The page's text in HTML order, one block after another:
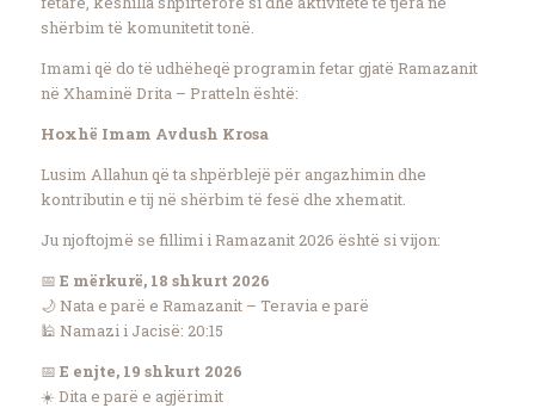
shërbim të komunitetit tonë.
Imami që do të udhëheqë programin fetar gjatë Ramazanit
në Xhaminë Drita – Pratteln është:
Hoxhë Imam Avdush Krosa
Lusim Allahun që ta shpërblejë për angazhimin dhe
kontributin e tij në shërbim të fesë dhe xhematit.
Ju njoftojmë se fillimi i Ramazanit 2026 është si vijon:
📅 E mërkurë, 18 shkurt 2026
🌙 Nata e parë e Ramazanit – Teravia e parë
🕌 Namazi i Jacisë: 20:15
📅 E enjte, 19 shkurt 2026
☀️ Dita e parë e agjërimit